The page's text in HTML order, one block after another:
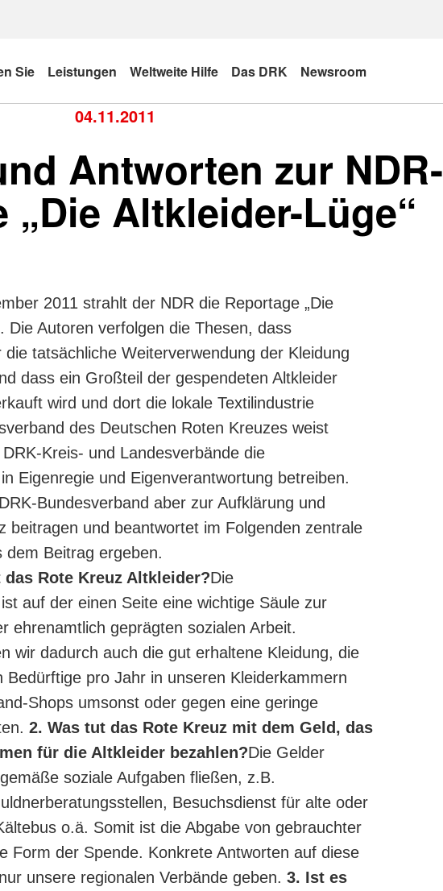
Sie Leistungen Weltweite Hilfe Das DRK Newsroom
04.11.2011
Antworten zur NDR-
„Die Altkleider-Lüge“
2011 strahlt der NDR die Reportage „Die
Die Autoren verfolgen die Thesen, dass
die tatsächliche Weiterverwendung der Kleidung
dass ein Großteil der gespendeten Altkleider
wird und dort die lokale Textilindustrie
des Deutschen Roten Kreuzes weist
Kreis- und Landesverbände die
Eigenregie und Eigenverantwortung betreiben.
Bundesverband aber zur Aufklärung und
beitragen und beantwortet im Folgenden zentrale
dem Beitrag ergeben.
das Rote Kreuz Altkleider?Die
auf der einen Seite eine wichtige Säule zur
ehrenamtlich geprägten sozialen Arbeit.
wir dadurch auch die gut erhaltene Kleidung, die
Bedürftige pro Jahr in unseren Kleiderkammern
Shops umsonst oder gegen eine geringe
2. Was tut das Rote Kreuz mit dem Geld, das
für die Altkleider bezahlen?Die Gelder
soziale Aufgaben fließen, z.B.
Besuchsdienst für alte oder
o.ä. Somit ist die Abgabe von gebrauchter
Form der Spende. Konkrete Antworten auf diese
unsere regionalen Verbände geben. 3. Ist es